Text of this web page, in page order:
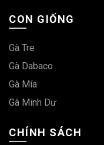
CON GIỐNG
Gà Tre
Gà Dabaco
Gà Mía
Gà Minh Dư
CHÍNH SÁCH